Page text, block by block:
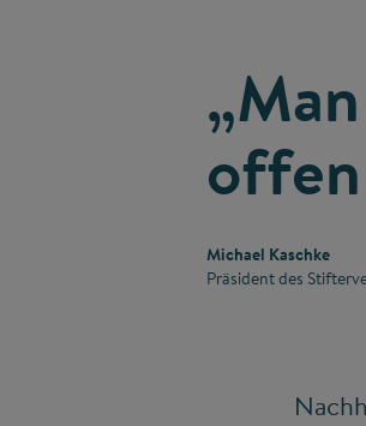
Michael Kaschke
Präsident des